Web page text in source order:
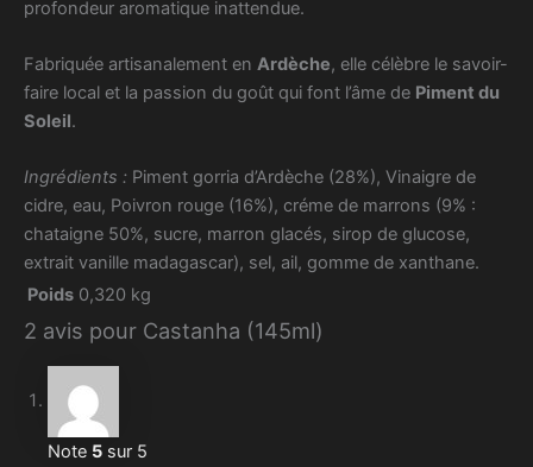
profondeur aromatique inattendue.
Fabriquée artisanalement en Ardèche, elle célèbre le savoir-
faire local et la passion du goût qui font l’âme de Piment du
Soleil.
Ingrédients : Piment gorria d’Ardèche (28%), Vinaigre de
cidre, eau, Poivron rouge (16%), créme de marrons (9% :
chataigne 50%, sucre, marron glacés, sirop de glucose,
extrait vanille madagascar), sel, ail, gomme de xanthane.
Poids 0,320 kg
2 avis pour Castanha (145ml)
Note 5 sur 5